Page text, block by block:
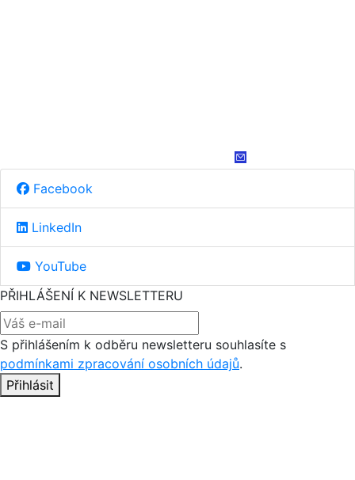
Facebook
LinkedIn
YouTube
PŘIHLÁŠENÍ K NEWSLETTERU
S přihlášením k odběru newsletteru souhlasíte s
podmínkami zpracování osobních údajů.
Přihlásit